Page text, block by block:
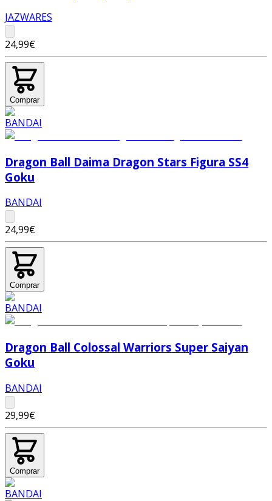
JAZWARES
24,99€
Comprar
Dragon Ball Daima Dragon Stars Figura SS4
Goku
BANDAI
24,99€
Comprar
Dragon Ball Colossal Warriors Super Saiyan
Goku
BANDAI
29,99€
Comprar